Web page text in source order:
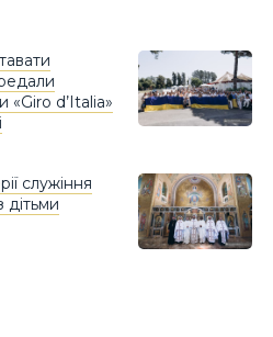
«Giro d’Italia»
служіння
дітьми